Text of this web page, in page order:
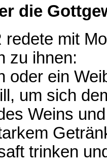
die
redete mit
zu ihnen:
oder ein
um sich
Weins
trinken